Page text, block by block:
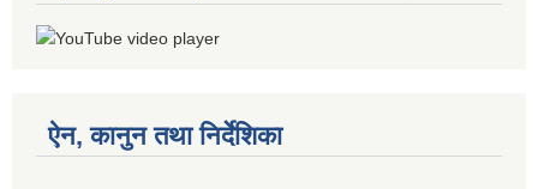
ऐन, कानुन तथा निर्देशिका